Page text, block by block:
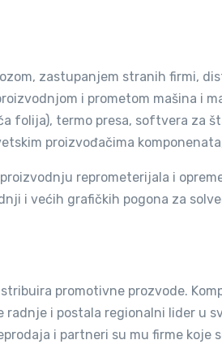
zastupanjem stranih firmi,
i prometom mašina i
folija), termo presa, softvera za
proizvođačima
reprometerijala i
i većih grafičkih pogona za
promotivne prozvode.
radnje i postala regionalni lider u
i partneri su mu firme koje